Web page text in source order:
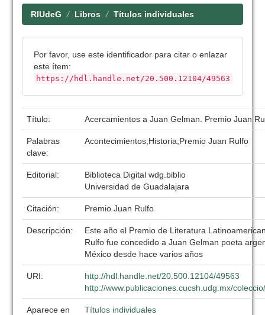
RIUdeG Libros Títulos individuales
Por favor, use este identificador para citar o enlazar
este ítem:
https://hdl.handle.net/20.500.12104/49563
Título: Acercamientos a Juan Gelman. Premio Juan
Palabras
clave:
Acontecimientos;Historia;Premio Juan Rulfo
Editorial:
Biblioteca Digital wdg.biblio
Universidad de Guadalajara
Citación: Premio Juan Rulfo
Descripción:
Este año el Premio de Literatura
Rulfo fue concedido a Juan Gelman poeta
México desde hace varios años
URI:
http://hdl.handle.net/20.500.12104/49563
http://www.publicaciones.cucsh.udg.mx/
Aparece en
Títulos individuales